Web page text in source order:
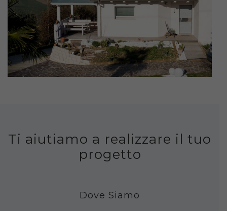
Ti aiutiamo a realizzare il tuo
progetto
Dove Siamo